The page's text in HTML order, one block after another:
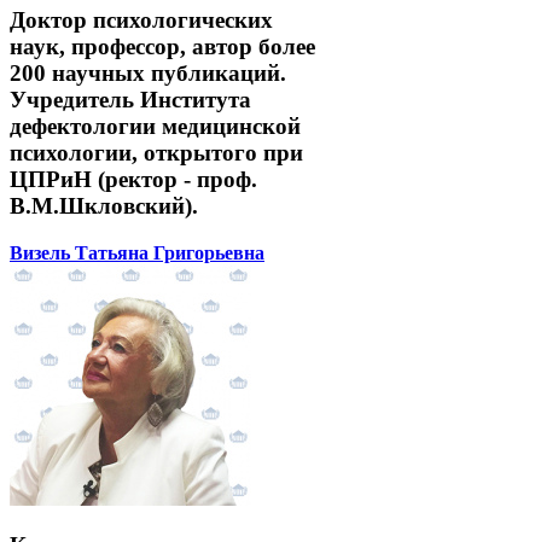
Доктор психологических
наук, профессор, автор более
200 научных публикаций.
Учредитель Института
дефектологии медицинской
психологии, открытого при
ЦПРиН (ректор - проф.
В.М.Шкловский).
Визель Татьяна Григорьевна